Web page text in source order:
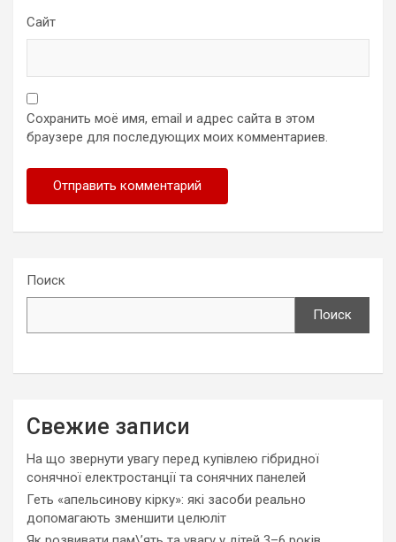
Сайт
Сохранить моё имя, email и адрес сайта в этом
браузере для последующих моих комментариев.
Поиск
Поиск
Свежие записи
На що звернути увагу перед купівлею гібридної
сонячної електростанції та сонячних панелей
Геть «апельсинову кірку»: які засоби реально
допомагають зменшити целюліт